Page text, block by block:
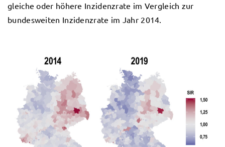
gleiche oder höhere Inzidenzrate im Vergleich zur
bundesweiten Inzidenzrate im Jahr 2014.